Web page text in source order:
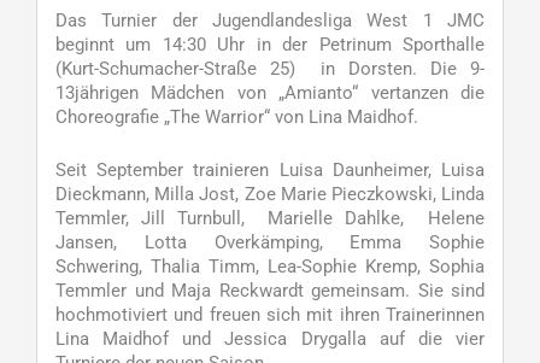
Das Turnier der Jugendlandesliga West 1 JMC
beginnt um 14:30 Uhr in der Petrinum Sporthalle
(Kurt-Schumacher-Straße 25) in Dorsten. Die 9-
13jährigen Mädchen von „Amianto“ vertanzen die
Choreografie „The Warrior“ von Lina Maidhof.
Seit September trainieren Luisa Daunheimer, Luisa
Dieckmann, Milla Jost, Zoe Marie Pieczkowski, Linda
Temmler, Jill Turnbull, Marielle Dahlke, Helene
Jansen, Lotta Overkämping, Emma Sophie
Schwering, Thalia Timm, Lea-Sophie Kremp, Sophia
Temmler und Maja Reckwardt gemeinsam. Sie sind
hochmotiviert und freuen sich mit ihren Trainerinnen
Lina Maidhof und Jessica Drygalla auf die vier